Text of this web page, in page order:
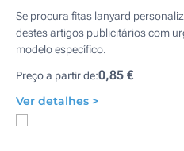
Se procura fitas lanyard
destes artigos publicitários com
modelo específico.
Preço a partir de:0,85 €
Ver detalhes >